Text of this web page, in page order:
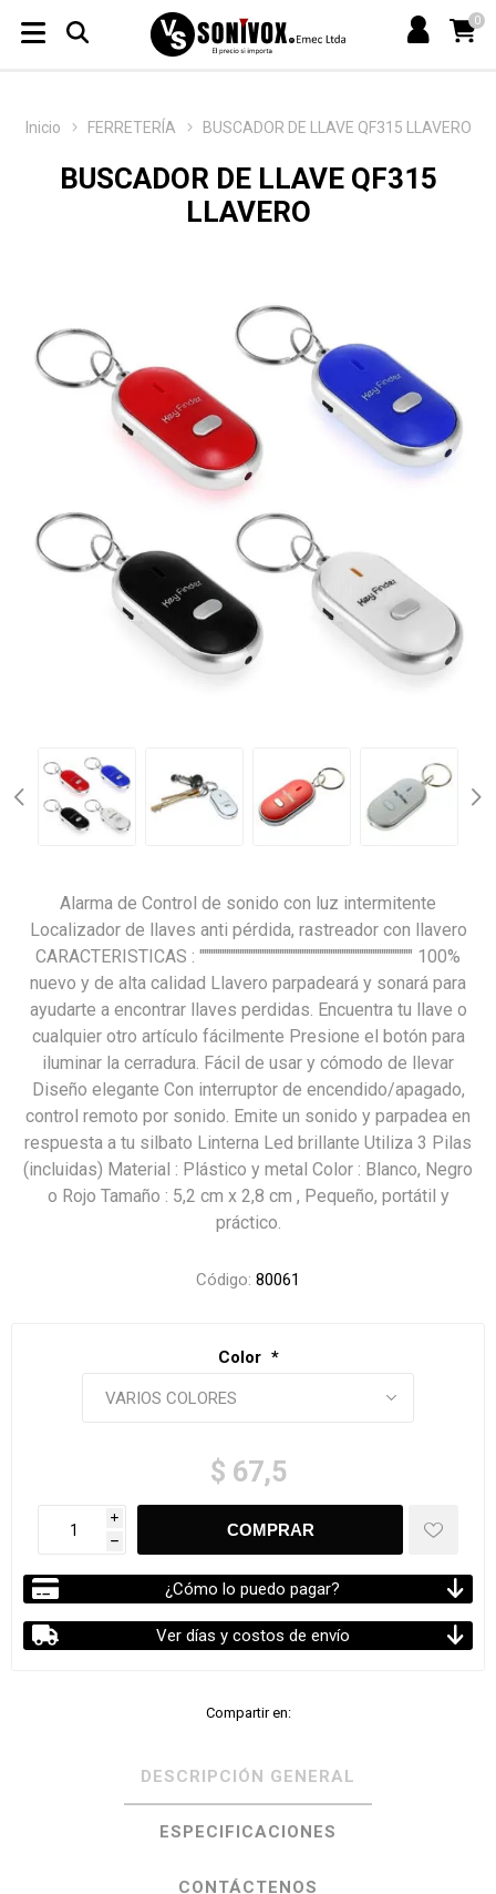
0
Inicio FERRETERÍA BUSCADOR DE LLAVE QF315 LLAVERO
BUSCADOR DE LLAVE QF315
LLAVERO
Alarma de Control de sonido con luz intermitente
Localizador de llaves anti pérdida, rastreador con llavero
CARACTERISTICAS : """""""""""""""""""""""""""""""""""""""""""""""" 100%
nuevo y de alta calidad Llavero parpadeará y sonará para
ayudarte a encontrar llaves perdidas. Encuentra tu llave o
cualquier otro artículo fácilmente Presione el botón para
iluminar la cerradura. Fácil de usar y cómodo de llevar
Diseño elegante Con interruptor de encendido/apagado,
control remoto por sonido. Emite un sonido y parpadea en
respuesta a tu silbato Linterna Led brillante Utiliza 3 Pilas
(incluidas) Material : Plástico y metal Color : Blanco, Negro
o Rojo Tamaño : 5,2 cm x 2,8 cm , Pequeño, portátil y
práctico.
Código: 80061
Color *
$ 67,5
i
h
¿Cómo lo puedo pagar?
Ver días y costos de envío
Compartir en:
DESCRIPCIÓN GENERAL
ESPECIFICACIONES
CONTÁCTENOS